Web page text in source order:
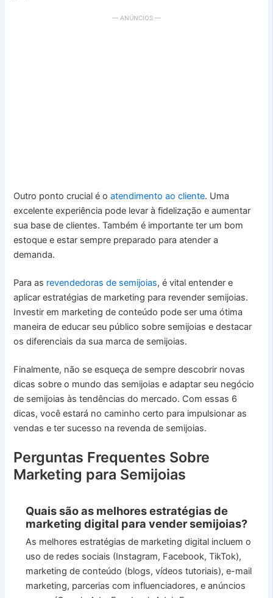
— ANÚNCIOS —
Outro ponto crucial é oatendimento ao cliente. Uma
excelente experiência pode levar à fidelização e aumentar
sua base de clientes. Também é importante ter um bom
estoque e estar sempre preparado para atender a
demanda.
Para as revendedoras de semijoias, é vital entender e
aplicar estratégias de marketing para revender semijoias.
Investir em marketing de conteúdo pode ser uma ótima
maneira de educar seu público sobre semijoias e destacar
os diferenciais da sua marca de semijoias.
Finalmente, não se esqueça de sempre descobrir novas
dicas sobre o mundo das semijoias e adaptar seu negócio
de semijoias às tendências do mercado. Com essas 6
dicas, você estará no caminho certo para impulsionar as
vendas e ter sucesso na revenda de semijoias.
Perguntas Frequentes Sobre
Marketing para Semijoias
Quais são as melhores estratégias de
marketing digital para vender semijoias?
As melhores estratégias de marketing digital incluem o
uso de redes sociais (Instagram, Facebook, TikTok),
marketing de conteúdo (blogs, vídeos tutoriais), e-mail
marketing, parcerias com influenciadores, e anúncios